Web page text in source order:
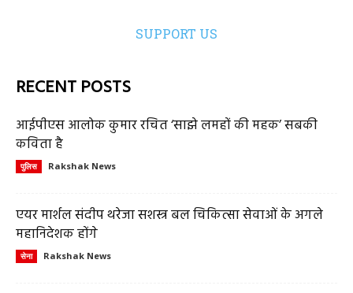
SUPPORT US
RECENT POSTS
आईपीएस आलोक कुमार रचित ‘साझे लमहों की महक’ सबकी
कविता है
पुलिस Rakshak News
एयर मार्शल संदीप थरेजा सशस्त्र बल चिकित्सा सेवाओं के अगले
महानिदेशक होंगे
सेना Rakshak News